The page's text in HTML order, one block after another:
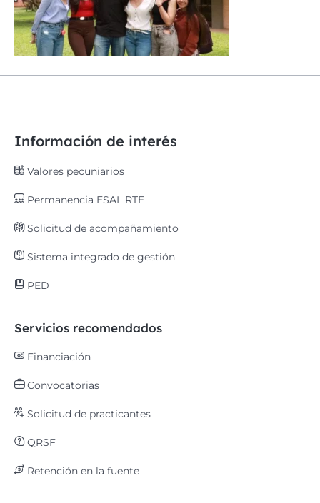
Información de interés
Valores pecuniarios
Permanencia ESAL RTE
Solicitud de acompañamiento
Sistema integrado de gestión
PED
Servicios recomendados
Financiación
Convocatorias
Solicitud de practicantes
QRSF
Retención en la fuente